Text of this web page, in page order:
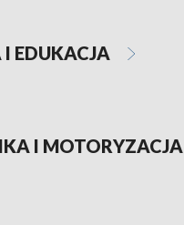
EDUKACJA
I MOTORYZACJA